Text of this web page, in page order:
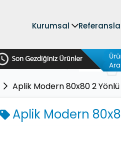
Kurumsal
Aplik Modern 80x80 2
Aplik Modern